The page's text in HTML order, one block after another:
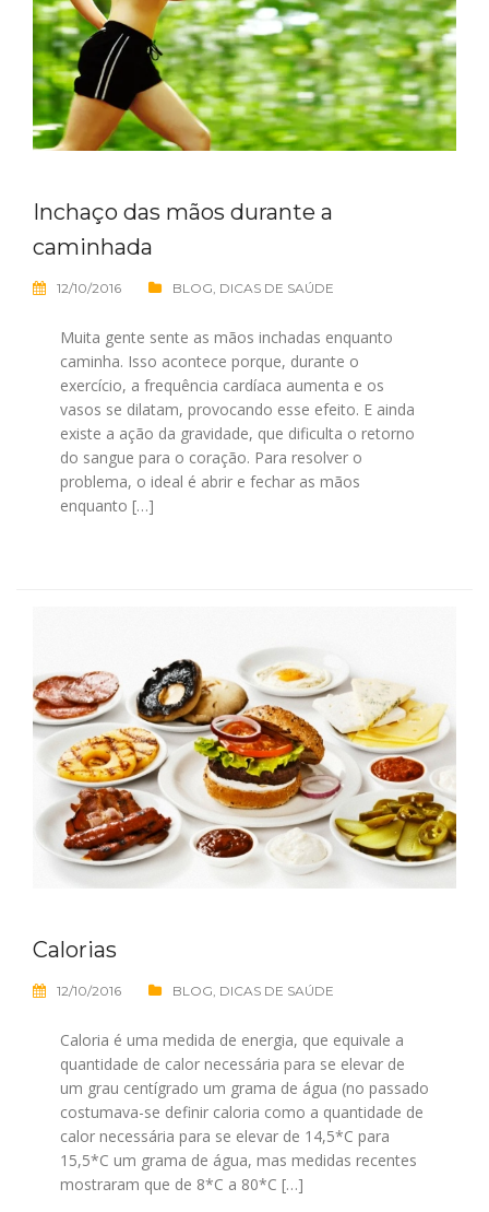
Inchaço das mãos durante a
caminhada
12/10/2016 BLOG DICAS DE SAÚDE
Muita gente sente as mãos inchadas enquanto
caminha. Isso acontece porque, durante o
exercício, a frequência cardíaca aumenta e os
vasos se dilatam, provocando esse efeito. E ainda
existe a ação da gravidade, que dificulta o retorno
do sangue para o coração. Para resolver o
problema, o ideal é abrir e fechar as mãos
enquanto […]
Calorias
12/10/2016 BLOG DICAS DE SAÚDE
Caloria é uma medida de energia, que equivale a
quantidade de calor necessária para se elevar de
um grau centígrado um grama de água (no passado
costumava-se definir caloria como a quantidade de
calor necessária para se elevar de 14,5*C para
15,5*C um grama de água, mas medidas recentes
mostraram que de 8*C a 80*C […]